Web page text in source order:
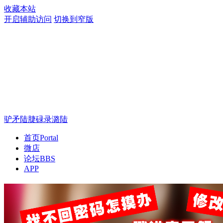
收藏本站
开启辅助访问 切换到窄版
驴矛陆脻碌录潞陆
首页Portal
微店
论坛BBS
APP